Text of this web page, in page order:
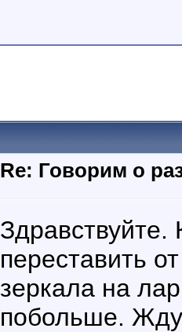
Re: Говорим о
переставить
зеркала на
побольше.